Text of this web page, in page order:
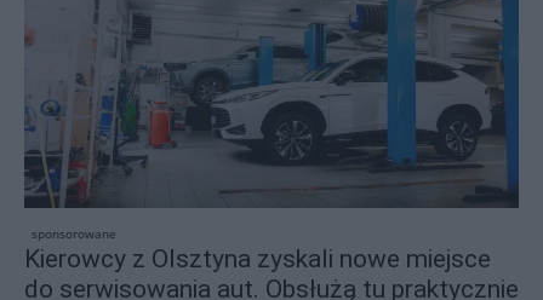
sponsorowane
Kierowcy z Olsztyna zyskali nowe miejsce
do serwisowania aut. Obsłużą tu praktycznie